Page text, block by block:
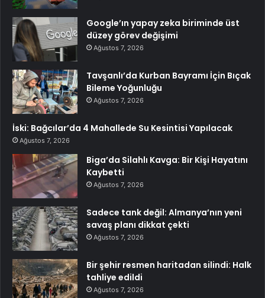
Google’ın yapay zeka biriminde üst
düzey görev değişimi
Ağustos 7, 2026
Tavşanlı’da Kurban Bayramı İçin Bıçak
Bileme Yoğunluğu
Ağustos 7, 2026
İski: Bağcılar’da 4 Mahallede Su Kesintisi Yapılacak
Ağustos 7, 2026
Biga’da Silahlı Kavga: Bir Kişi Hayatını
Kaybetti
Ağustos 7, 2026
Sadece tank değil: Almanya’nın yeni
savaş planı dikkat çekti
Ağustos 7, 2026
Bir şehir resmen haritadan silindi: Halk
tahliye edildi
Ağustos 7, 2026